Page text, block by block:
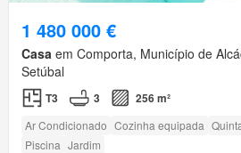
1 480 000 €
Casa em Comporta, Município de
Setúbal
T3 3 256 m²
Ar Condicionado Cozinha equipada
Piscina Jardim